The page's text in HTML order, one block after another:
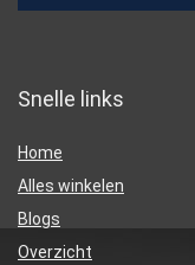
Snelle links
Home
Alles winkelen
Blogs
Overzicht